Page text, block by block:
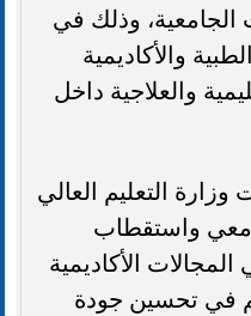
وذلك في
والأكاديمية
والعلاجية داخل
التعليم العالي
واستقطاب
الأكاديمية
في تحسين جودة